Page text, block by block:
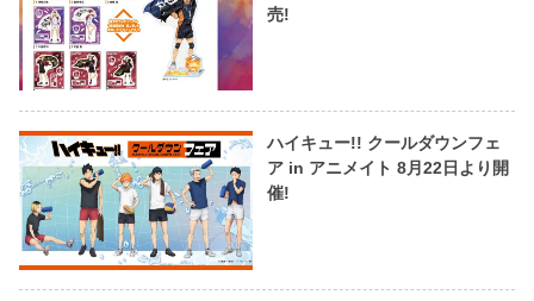
売!
ハイキュー!! クールダウンフェ
ア in アニメイト 8月22日より開
催!